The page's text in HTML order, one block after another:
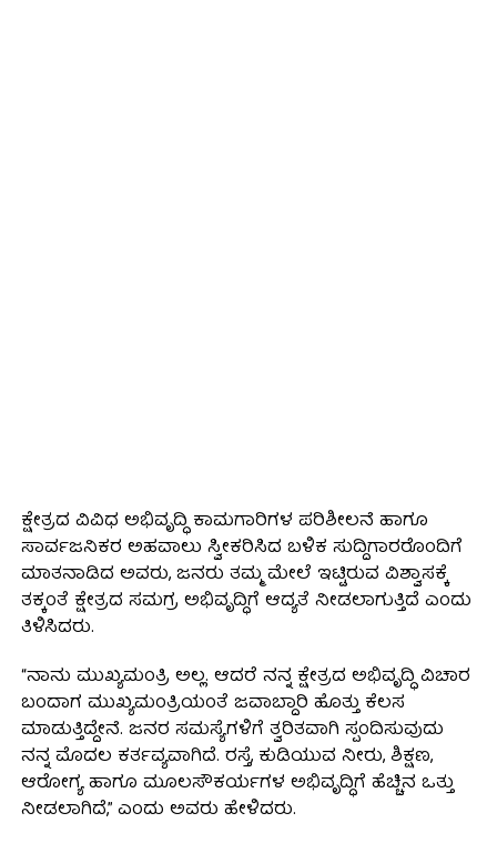
ಕ್ಷೇತ್ರದ ವಿವಿಧ ಅಭಿವೃದ್ಧಿ ಕಾಮಗಾರಿಗಳ ಪರಿಶೀಲನೆ ಹಾಗೂ
ಸಾರ್ವಜನಿಕರ ಅಹವಾಲು ಸ್ವೀಕರಿಸಿದ ಬಳಿಕ ಸುದ್ದಿಗಾರರೊಂದಿಗೆ
ಮಾತನಾಡಿದ ಅವರು, ಜನರು ತಮ್ಮ ಮೇಲೆ ಇಟ್ಟಿರುವ ವಿಶ್ವಾಸಕ್ಕೆ
ತಕ್ಕಂತೆ ಕ್ಷೇತ್ರದ ಸಮಗ್ರ ಅಭಿವೃದ್ಧಿಗೆ ಆದ್ಯತೆ ನೀಡಲಾಗುತ್ತಿದೆ ಎಂದು
ತಿಳಿಸಿದರು.
“ನಾನು ಮುಖ್ಯಮಂತ್ರಿ ಅಲ್ಲ. ಆದರೆ ನನ್ನ ಕ್ಷೇತ್ರದ ಅಭಿವೃದ್ಧಿ ವಿಚಾರ
ಬಂದಾಗ ಮುಖ್ಯಮಂತ್ರಿಯಂತೆ ಜವಾಬ್ದಾರಿ ಹೊತ್ತು ಕೆಲಸ
ಮಾಡುತ್ತಿದ್ದೇನೆ. ಜನರ ಸಮಸ್ಯೆಗಳಿಗೆ ತ್ವರಿತವಾಗಿ ಸ್ಪಂದಿಸುವುದು
ನನ್ನ ಮೊದಲ ಕರ್ತವ್ಯವಾಗಿದೆ. ರಸ್ತೆ, ಕುಡಿಯುವ ನೀರು, ಶಿಕ್ಷಣ,
ಆರೋಗ್ಯ ಹಾಗೂ ಮೂಲಸೌಕರ್ಯಗಳ ಅಭಿವೃದ್ಧಿಗೆ ಹೆಚ್ಚಿನ ಒತ್ತು
ನೀಡಲಾಗಿದೆ,” ಎಂದು ಅವರು ಹೇಳಿದರು.